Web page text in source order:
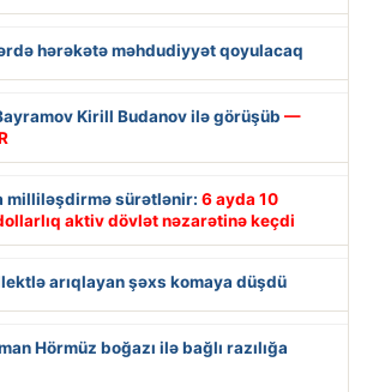
hərəkətə məhdudiyyət qoyulacaq
Kirill Budanov ilə görüşüb —
milliləşdirmə sürətlənir: 6 ayda 10
aktiv dövlət nəzarətinə keçdi
arıqlayan şəxs komaya düşdü
Hörmüz boğazı ilə bağlı razılığa